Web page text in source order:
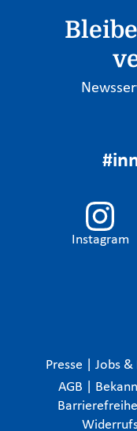
Instagram
Presse Jobs &
AGB